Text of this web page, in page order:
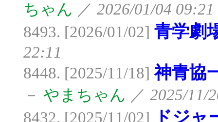
ちゃん ／ 2026/01/04 09:21
8493. [2026/01/02] 青学劇
22:11
8448. [2025/11/18] 神青協
－ やまちゃん ／ 2025/11/
8432. [2025/11/02]
ドジ